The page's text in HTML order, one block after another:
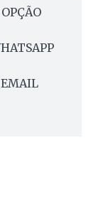
EMAIL